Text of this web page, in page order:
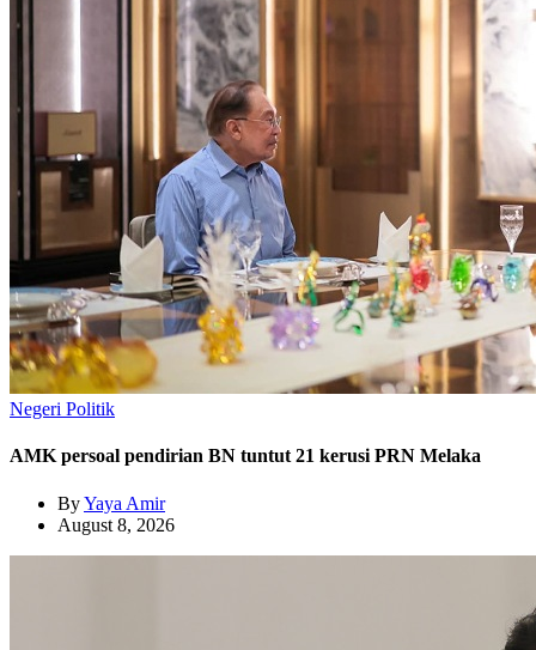
Negeri Politik
AMK persoal pendirian BN tuntut 21 kerusi PRN Melaka
ByYaya Amir
August 8, 2026